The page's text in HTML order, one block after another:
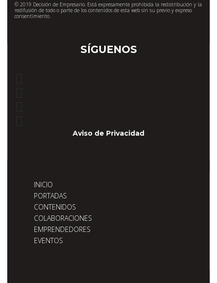
© 2019 Decisión de Empresario. Está expresamente prohibida la redistribución y la
redifusión de todo o parte de los contenidos de esta web sin su previo y expreso
consentimiento.
SÍGUENOS
Aviso de Privacidad
INICIO
PORTADAS
CONTENIDOS
COLABORACIONES
EMPRENDEDORES
EVENTOS